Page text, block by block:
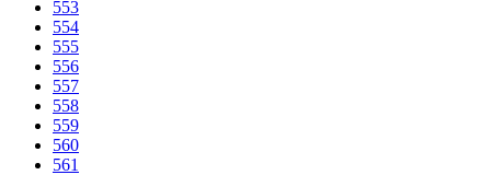
553
554
555
556
557
558
559
560
561